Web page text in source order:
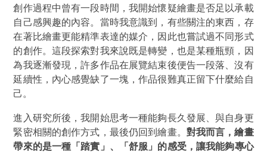
創作過程中曾有一段時間，我開始懷疑繪畫是否足以承載
自己感興趣的內容。當時我意識到，有些關注的東西，存
在著比繪畫更能精準表達的媒介，因此也嘗試過不同形式
的創作。這段探索對我來說既是轉變，也是某種瓶頸，因
為我逐漸發現，許多作品在展覽結束後便告一段落、沒有
延續性，內心感覺缺了一塊，作品很難真正留下什麼給自
己。
進入研究所後，我開始思考一種能夠長久發展、與自身更
緊密相關的創作方式，最後仍回到繪畫。 對我而言，繪畫
帶來的是一種 「 踏實 」 、 「舒服 」 的感受，讓我能夠專心